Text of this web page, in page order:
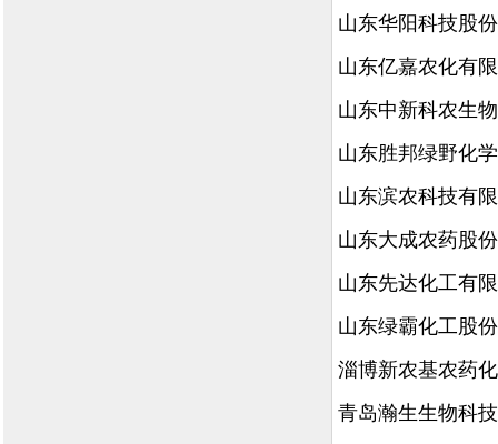
山东华阳科技股
山东亿嘉农化有
山东中新科农生
山东胜邦绿野化
山东滨农科技有
山东大成农药股
山东先达化工有
山东绿霸化工股
淄博新农基农药
青岛瀚生生物科